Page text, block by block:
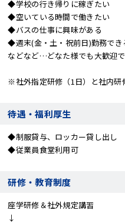
◆学校の行き帰りに稼ぎたい
◆空いている時間で働きたい
◆バスの仕事に興味がある
◆週末(金・土・祝前日)勤務でき
などなど…どなた様でも大歓迎
※社外指定研修（1日）と社内研
待遇・福利厚生
◆制服貸与、ロッカー貸し出し
◆従業員食堂利用可
研修・教育制度
座学研修＆社外規定講習
↓